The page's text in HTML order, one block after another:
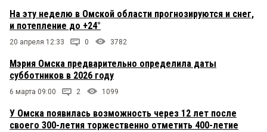
На эту неделю в Омской области прогнозируются и снег,
и потепление до +24°
20 апреля 12:33 0 3782
Мэрия Омска предварительно определила даты
субботников в 2026 году
6 марта 09:00 2 1099
У Омска появилась возможность через 12 лет после
своего 300-летия торжественно отметить 400-летие